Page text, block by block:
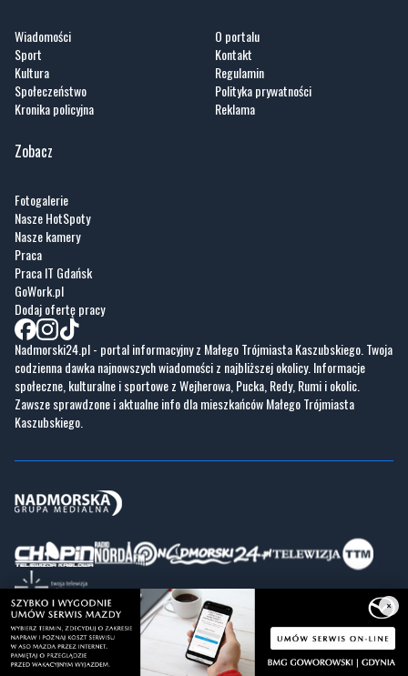
Wiadomości
Sport
Kultura
Społeczeństwo
Kronika policyjna
O portalu
Kontakt
Regulamin
Polityka prywatności
Reklama
Zobacz
Fotogalerie
Nasze HotSpoty
Nasze kamery
Praca
Praca IT Gdańsk
GoWork.pl
Dodaj ofertę pracy
Nadmorski24.pl - portal informacyjny z Małego Trójmiasta Kaszubskiego. Twoja
codzienna dawka najnowszych wiadomości z najbliższej okolicy. Informacje
społeczne, kulturalne i sportowe z Wejherowa, Pucka, Redy, Rumi i okolic.
Zawsze sprawdzone i aktualne info dla mieszkańców Małego Trójmiasta
Kaszubskiego.
Copyrights © Nadmorski24.pl 2026 r.
Projekt i wykonaniePixlab.pl
×